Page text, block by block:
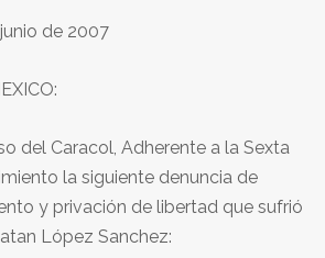
de 2007
del Caracol, Adherente a la Sexta
la siguiente denuncia de
y privación de libertad que sufrió
López Sanchez: